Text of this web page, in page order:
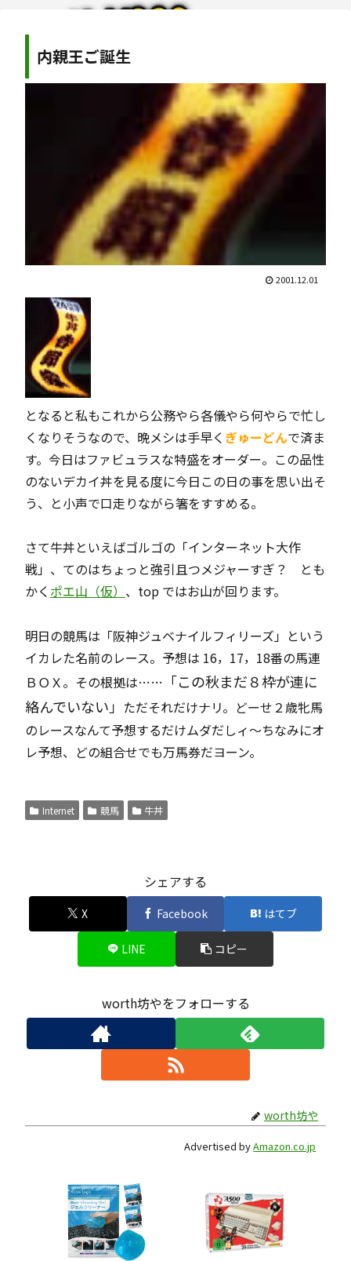
内親王ご誕生
2001.12.01
となると私もこれから公務やら各儀やら何やらで忙し
くなりそうなので、晩メシは手早く ぎゅーどんで済ま
す。今日はファビュラスな特盛をオーダー。この品性
のないデカイ丼を見る度に今日この日の事を思い出そ
う、と小声で口走りながら箸をすすめる。
さて牛丼といえばゴルゴの「インターネット大作
戦」、てのはちょっと強引且つメジャーすぎ？ とも
かく ポエ山（仮） 、top ではお山が回ります。
明日の競馬は「阪神ジュベナイルフィリーズ」という
イカレた名前のレース。予想は 16，17，18番の馬連
ＢＯＸ。その根拠は…… 「この秋まだ８枠が連に
絡んでいない」 ただそれだけナリ。どーせ２歳牝馬
のレースなんて予想するだけムダだしィ～ちなみにオ
レ予想、どの組合せでも万馬券だヨーン。
Internet 競馬 牛丼
シェアする
X Facebook はてブ
LINE コピー
worth坊やをフォローする
worth坊や
Advertised byAmazon.co.jp